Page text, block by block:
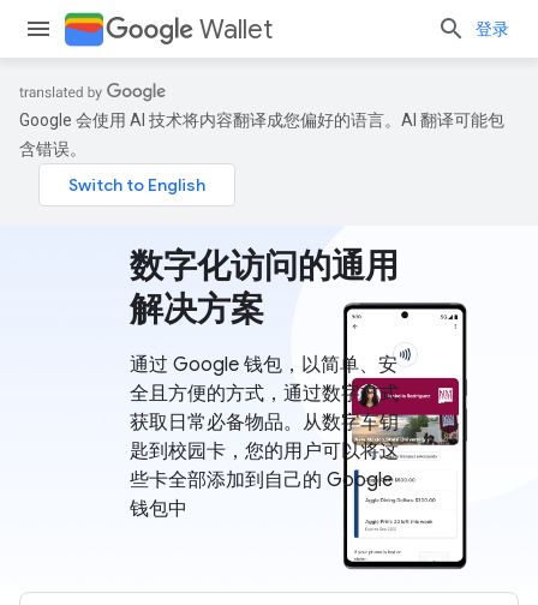
Wallet 登录
Google 会使用 AI 技术将内容翻译成您偏好的语言。AI 翻译可能包
含错误。
数字化访问的通用
解决方案
通过 Google 钱包，以简单、安
全且方便的方式，通过数字方式
获取日常必备物品。从数字车钥
匙到校园卡，您的用户可以将这
些卡全部添加到自己的 Google
钱包中